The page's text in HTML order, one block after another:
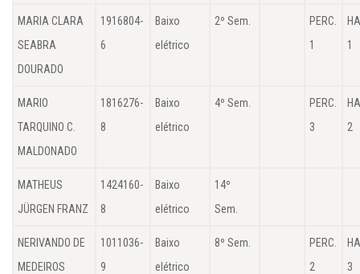
MARIA CLARA
SEABRA
DOURADO
1916804-
6
Baixo
elétrico
2º Sem.
PERC.
1
1
MARIO
TARQUINO C.
MALDONADO
1816276-
8
Baixo
elétrico
4º Sem.
PERC.
3
2
MATHEUS
JÜRGEN FRANZ
1424160-
8
Baixo
elétrico
14º
Sem.
NERIVANDO DE
MEDEIROS
1011036-
9
Baixo
elétrico
8º Sem.
PERC.
2
3